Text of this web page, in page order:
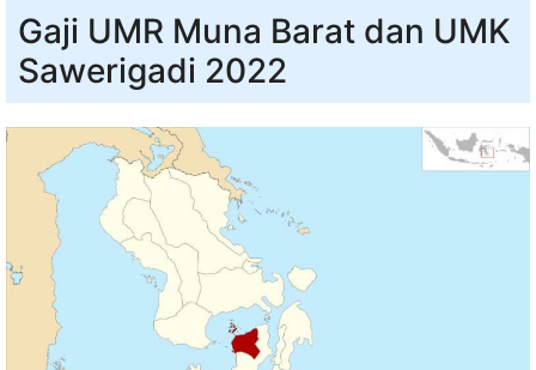
Gaji UMR Muna Barat dan UMK
Sawerigadi 2022